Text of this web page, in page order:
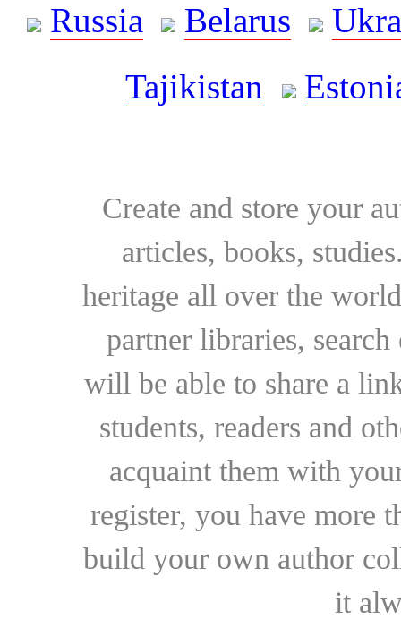
Russia
Belarus
Tajikistan
Create and store your
articles, books,
heritage all over the
partner libraries,
will be able to share a
students, readers and
acquaint them with
register, you have more
build your own author
it